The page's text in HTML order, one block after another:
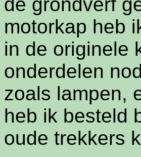
motorkap heb
in de originele
onderdelen
zoals lampen,
heb ik besteld
oude trekkers